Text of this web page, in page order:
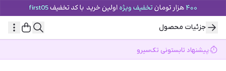
جزئیات محصول
پیشنهاد تابستونی تک‌سیرو